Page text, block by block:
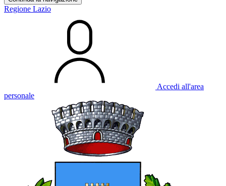
Regione Lazio
Accedi all'area
personale